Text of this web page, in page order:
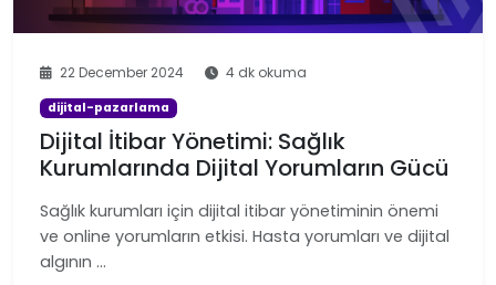
22 December 2024 4 dk okuma
dijital-pazarlama
Dijital İtibar Yönetimi: Sağlık
Kurumlarında Dijital Yorumların Gücü
Sağlık kurumları için dijital itibar yönetiminin önemi
ve online yorumların etkisi. Hasta yorumları ve dijital
algının …